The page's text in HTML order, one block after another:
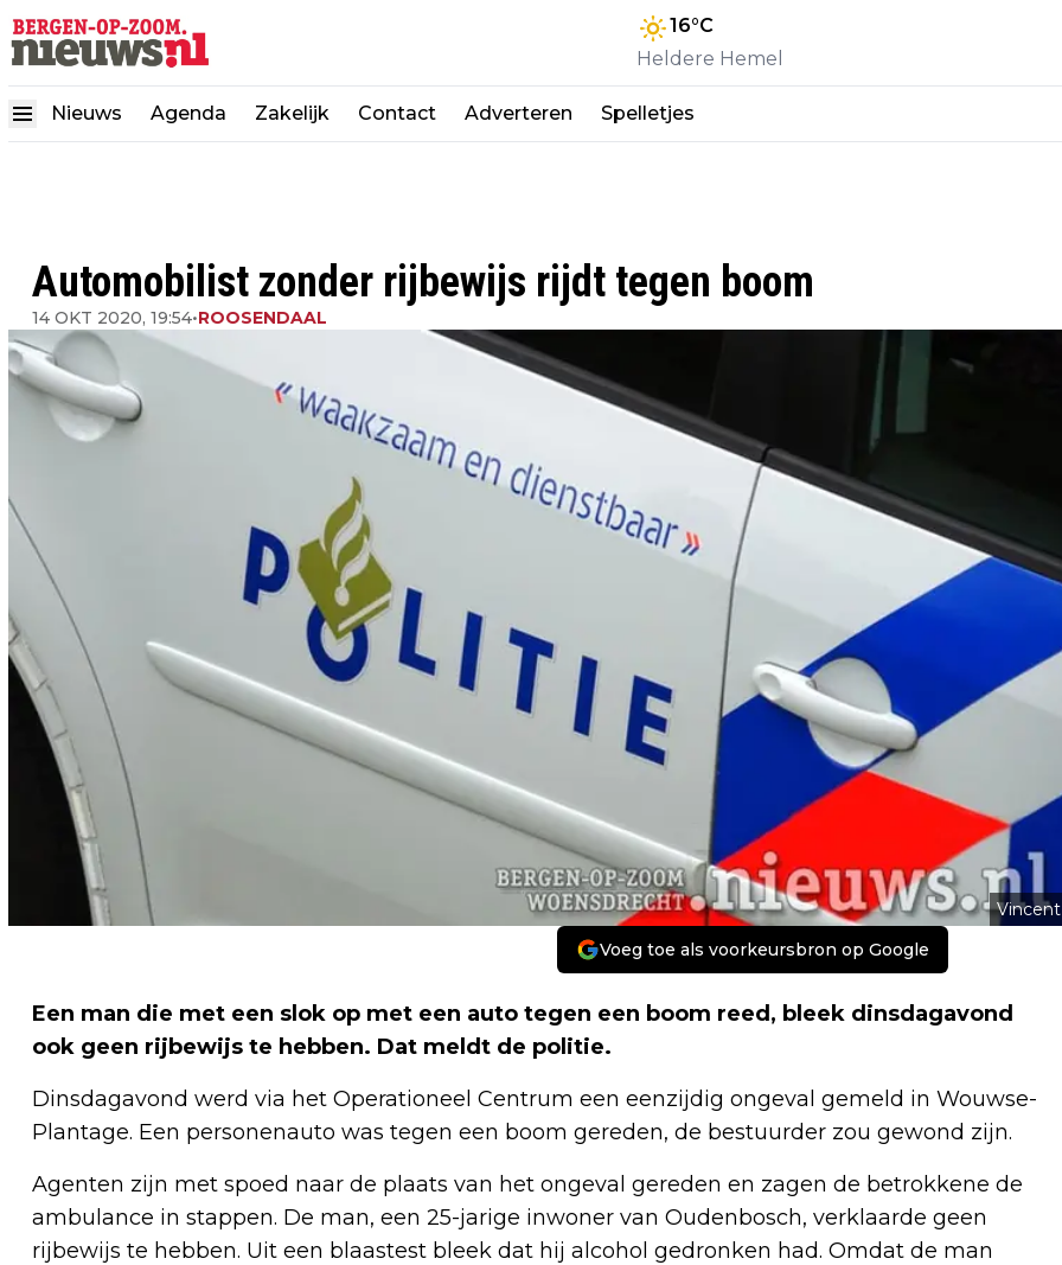
16°C
Heldere Hemel
Nieuws Agenda Zakelijk Contact Adverteren Spelletjes
Automobilist zonder rijbewijs rijdt tegen boom
14 OKT 2020, 19:54•ROOSENDAAL
Vincent
Voeg toe als voorkeursbron op Google
Een man die met een slok op met een auto tegen een boom reed, bleek dinsdagavond
ook geen rijbewijs te hebben. Dat meldt de politie.
Dinsdagavond werd via het Operationeel Centrum een eenzijdig ongeval gemeld in Wouwse-
Plantage. Een personenauto was tegen een boom gereden, de bestuurder zou gewond zijn.
Agenten zijn met spoed naar de plaats van het ongeval gereden en zagen de betrokkene de
ambulance in stappen. De man, een 25-jarige inwoner van Oudenbosch, verklaarde geen
rijbewijs te hebben. Uit een blaastest bleek dat hij alcohol gedronken had. Omdat de man